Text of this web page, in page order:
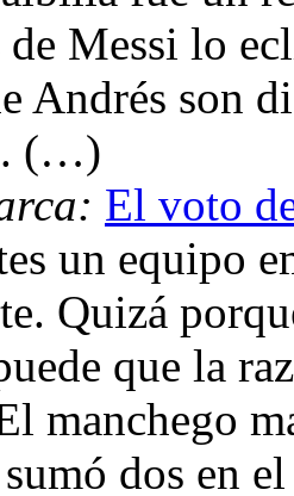
Messi lo
Andrés son
(…)
El voto
un equipo
Quizá
que la
manchego
dos en